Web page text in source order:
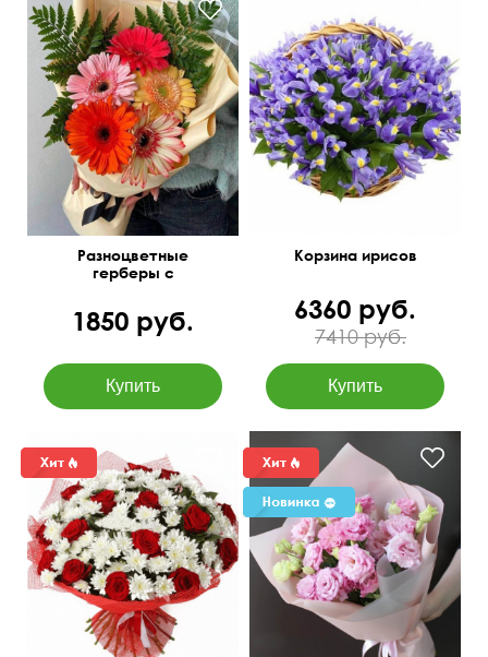
50 см 25 см
Разноцветные
герберы с
1850 руб.
40 см 40 см
Корзина ирисов
6360 руб.
7410 руб.